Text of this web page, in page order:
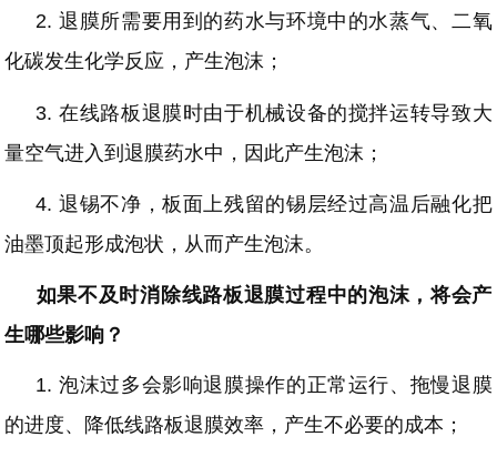
2. 退膜所需要用到的药水与环境中的水蒸气、二氧
化碳发生化学反应，产生泡沫；
3. 在线路板退膜时由于机械设备的搅拌运转导致大
量空气进入到退膜药水中，因此产生泡沫；
4. 退锡不净，板面上残留的锡层经过高温后融化把
油墨顶起形成泡状，从而产生泡沫。
如果不及时消除线路板退膜过程中的泡沫，将会产
生哪些影响？
1. 泡沫过多会影响退膜操作的正常运行、拖慢退膜
的进度、降低线路板退膜效率，产生不必要的成本；